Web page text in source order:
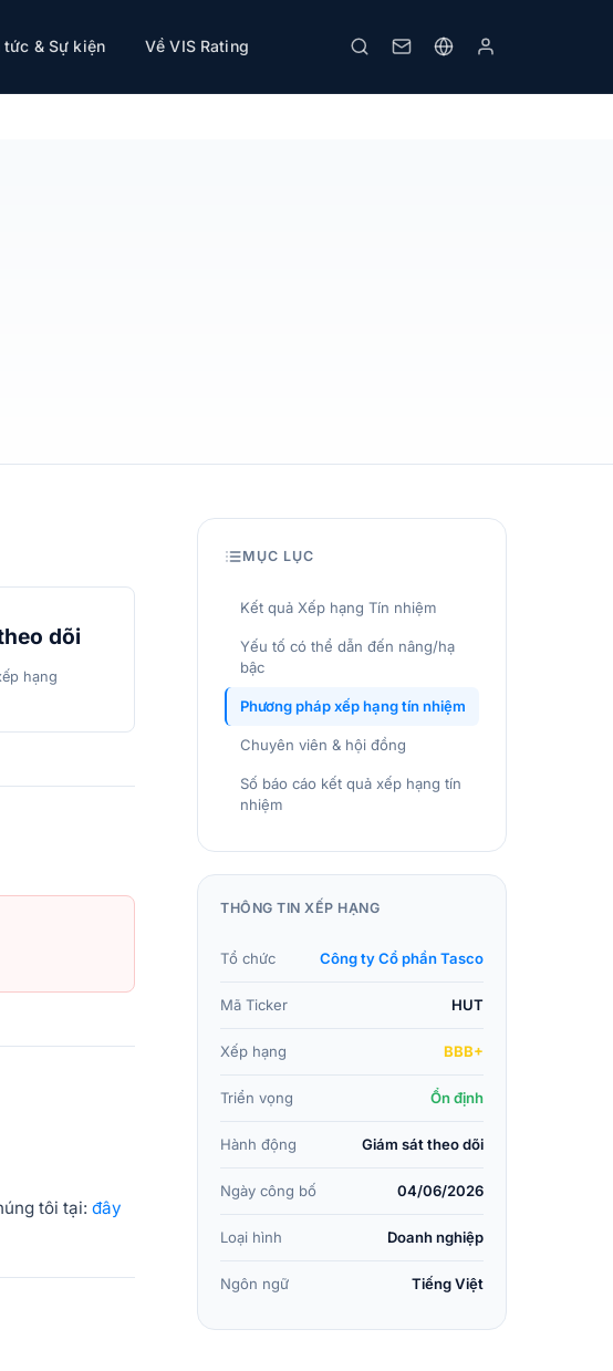
tức & Sự kiện Về VIS Rating In
dõi
hạng
tôi tại: đây
MỤC LỤC
Kết quả Xếp hạng Tín nhiệm
Yếu tố có thể dẫn đến nâng/hạ
bậc
Phương pháp xếp hạng tín nhiệm
Chuyên viên & hội đồng
Số báo cáo kết quả xếp hạng tín
nhiệm
THÔNG TIN XẾP HẠNG
Tổ chức Công ty Cổ phần Tasco
Mã Ticker HUT
Xếp hạng BBB+
Triển vọng Ổn định
Hành động Giám sát theo dõi
Ngày công bố 04/06/2026
Loại hình Doanh nghiệp
Ngôn ngữ Tiếng Việt